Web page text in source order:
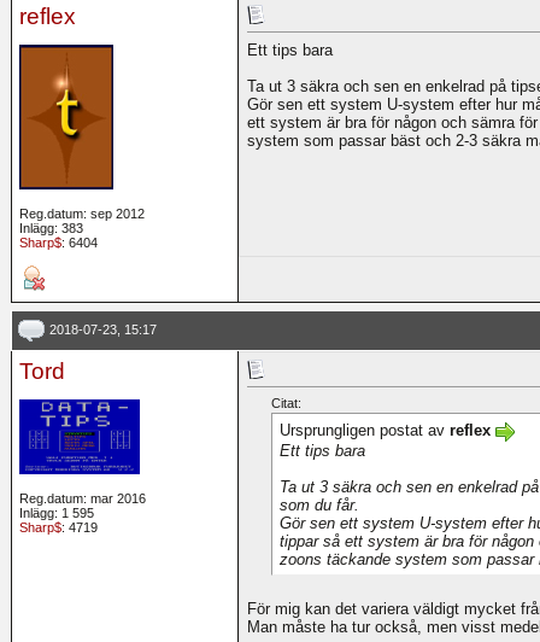
reflex
Reg.datum: sep 2012
Inlägg: 383
Sharp$: 6404
Ett tips bara
Ta ut 3 säkra och sen en enkelrad på
Gör sen ett system U-system efter hur
ett system är bra för någon och sämra
system som passar bäst och 2-3 säkra
2018-07-23, 15:17
Tord
Reg.datum: mar 2016
Inlägg: 1 595
Sharp$: 4719
Citat:
Ursprungligen postat av reflex
Ett tips bara
Ta ut 3 säkra och sen en enkelrad
som du får.
Gör sen ett system U-system efter
tippar så ett system är bra för
zoons täckande system som
För mig kan det variera väldigt mycket
Man måste ha tur också, men visst